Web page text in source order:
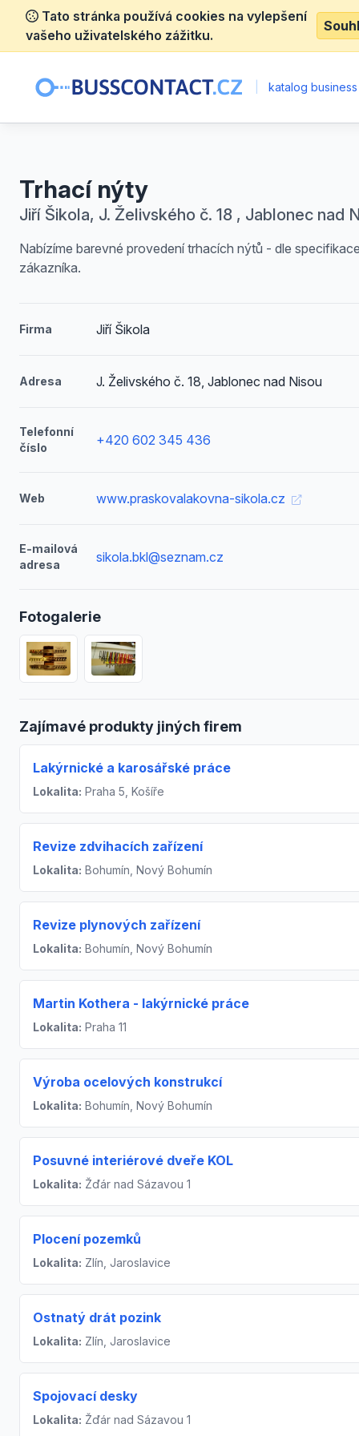
Tato stránka používá cookies na vylepšení
vašeho uživatelského zážitku.
katalog
Trhací nýty
Jiří Šikola, J. Želivského č. 18 , Jablonec nad
Nabízíme barevné provedení trhacích nýtů - dle
zákazníka.
Firma Jiří Šikola
Adresa J. Želivského č. 18, Jablonec nad Nisou
Telefonní
číslo
+420 602 345 436
Web www.praskovalakovna-sikola.cz
E-mailová
adresa
sikola.bkl@seznam.cz
Fotogalerie
Zajímavé produkty jiných firem
Lakýrnické a karosářské práce
Lokalita: Praha 5, Košíře
Revize zdvihacích zařízení
Lokalita: Bohumín, Nový Bohumín
Revize plynových zařízení
Lokalita: Bohumín, Nový Bohumín
Martin Kothera - lakýrnické práce
Lokalita: Praha 11
Výroba ocelových konstrukcí
Lokalita: Bohumín, Nový Bohumín
Posuvné interiérové dveře KOL
Lokalita: Žďár nad Sázavou 1
Plocení pozemků
Lokalita: Zlín, Jaroslavice
Ostnatý drát pozink
Lokalita: Zlín, Jaroslavice
Spojovací desky
Lokalita: Žďár nad Sázavou 1